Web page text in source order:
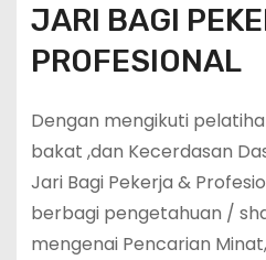
JARI BAGI
PROFESIONAL
Dengan mengikuti
bakat ,dan Kecerdasan
Jari Bagi Pekerja &
berbagi pengetahuan /
mengenai Pencarian